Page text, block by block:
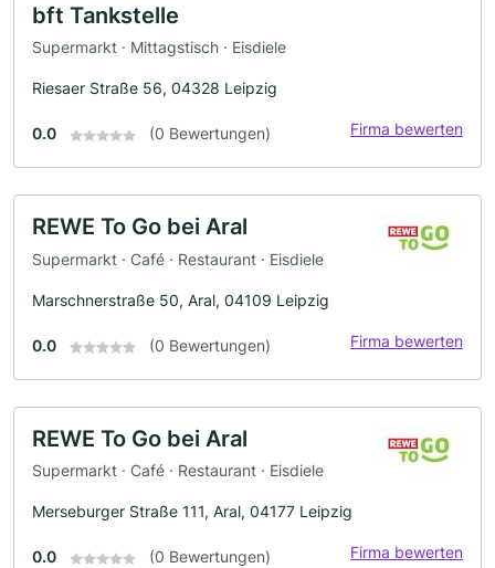
bft Tankstelle
Supermarkt · Mittagstisch · Eisdiele
Riesaer Straße 56, 04328 Leipzig
0.0 (0 Bewertungen) Firma bewerten
REWE To Go bei Aral
Supermarkt · Café · Restaurant · Eisdiele
Marschnerstraße 50, Aral, 04109 Leipzig
0.0 (0 Bewertungen) Firma bewerten
REWE To Go bei Aral
Supermarkt · Café · Restaurant · Eisdiele
Merseburger Straße 111, Aral, 04177 Leipzig
0.0 (0 Bewertungen) Firma bewerten